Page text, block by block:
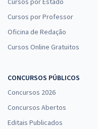
Cursos por Professor
Oficina de Redação
Cursos Online Gratuitos
CONCURSOS PÚBLICOS
Concursos 2026
Concursos Abertos
Editais Publicados